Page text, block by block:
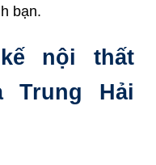
bạn.
nội thất
Trung Hải